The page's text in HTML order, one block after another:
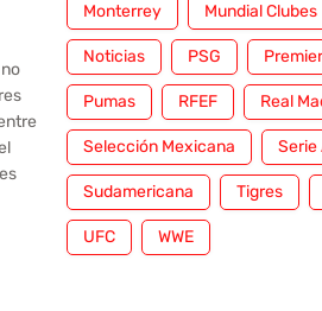
Monterrey Mundial Clubes
Noticias PSG
Pumas RFEF Real
Selección Mexicana Serie
Sudamericana Tigres
UFC WWE